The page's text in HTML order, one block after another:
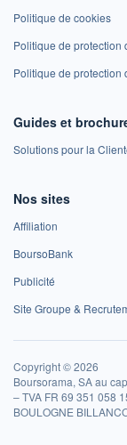
Politique de cookies
Politique de protection
Politique de protection
Guides et
Solutions pour la
Nos sites
Affiliation
BoursoBank
Publicité
Site Groupe &
Copyright © 2026
Boursorama, SA au
– TVA FR 69 351 058
BOULOGNE